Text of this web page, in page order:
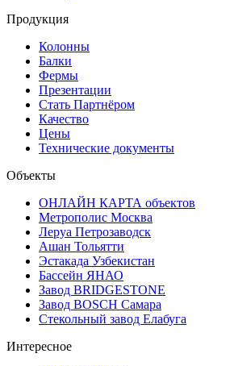
Продукция
Колонны
Балки
Фермы
Презентации
Стать Партнёром
Качество
Цены
Технические документы
Объекты
ОНЛАЙН КАРТА объектов
Метрополис Москва
Леруа Петрозаводск
Ашан Тольятти
Эстакада Узбекистан
Бассейн ЯНАО
Завод BRIDGESTONE
Завод BOSCH Самара
Стекольный завод Елабуга
Интересное